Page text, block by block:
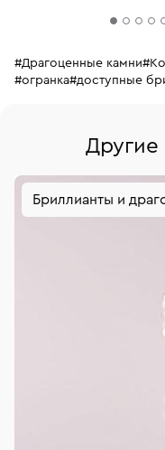
#Драгоценные камни
#огранка#доступные
Другие
Бриллианты и